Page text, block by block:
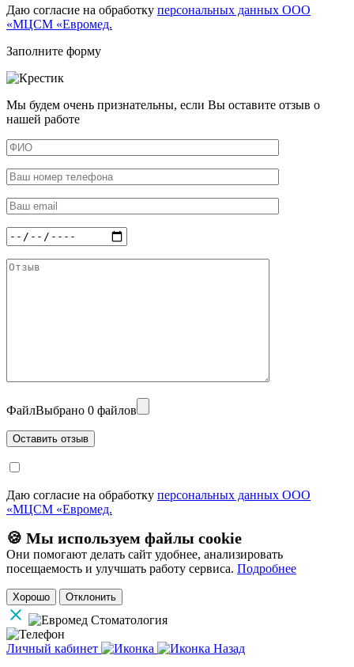
Даю согласие на обработку персональных данных ООО
«МЦСМ «Евромед.
Заполните форму
Мы будем очень признательны, если Вы оставите отзыв о
нашей работе
ФайлВыбрано 0 файлов
Даю согласие на обработку персональных данных ООО
«МЦСМ «Евромед.
🍪 Мы используем файлы cookie
Они помогают делать сайт удобнее, анализировать
посещаемость и улучшать работу сервиса. Подробнее
Хорошо Отклонить
Личный кабинет
Назад